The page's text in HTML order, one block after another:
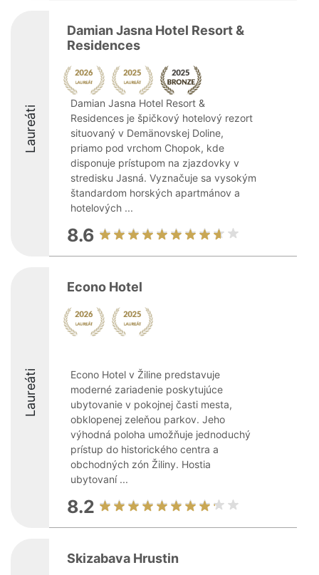
Laureáti
Damian Jasna Hotel Resort &
Residences
Damian Jasna Hotel Resort &
Residences je špičkový hotelový rezort
situovaný v Demänovskej Doline,
priamo pod vrchom Chopok, kde
disponuje prístupom na zjazdovky v
stredisku Jasná. Vyznačuje sa vysokým
štandardom horských apartmánov a
hotelových ...
8.6
Laureáti
Econo Hotel
Econo Hotel v Žiline predstavuje
moderné zariadenie poskytujúce
ubytovanie v pokojnej časti mesta,
obklopenej zeleňou parkov. Jeho
výhodná poloha umožňuje jednoduchý
prístup do historického centra a
obchodných zón Žiliny. Hostia
ubytovaní ...
8.2
Skizabava Hrustin